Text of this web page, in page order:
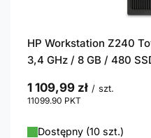
HP Workstation Z240
3,4 GHz / 8 GB / 480
1 109,99 zł / szt.
11099.90 PKT
Dostępny (10 szt.)